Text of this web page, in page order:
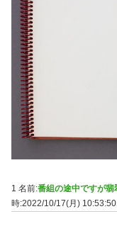
1 名前:番組の途中ですが
時:2022/10/17(月)